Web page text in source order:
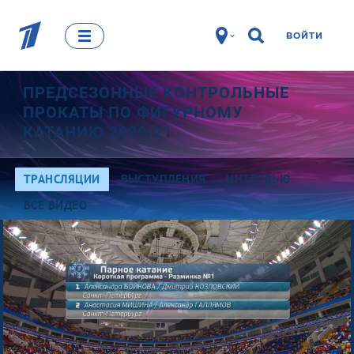
ВОЙТИ
ПРЕДСЕЗОННЫЕ КОНТРОЛЬНЫЕ
ПРОКАТЫ ПО ФИГУРНОМУ
КАТАНИЮ 2020/21
ТРАНСЛЯЦИИ ВЫСТУПЛЕНИЯ
ИНТЕРВЬЮ
ВСЕ ВИДЕО